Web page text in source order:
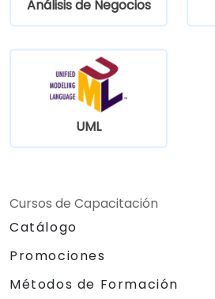
Análisis de Negocios
UML
Cursos de Capacitación
Catálogo
Promociones
Métodos de Formación